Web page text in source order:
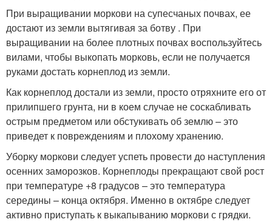
При выращивании моркови на супесчаных почвах, ее
достают из земли вытягивая за ботву . При
выращивании на более плотных почвах воспользуйтесь
вилами, чтобы выкопать морковь, если не получается
руками достать корнеплод из земли.
Как корнеплод достали из земли, просто отряхните его от
прилипшего грунта, ни в коем случае не соскабливать
острым предметом или обстукивать об землю – это
приведет к повреждениям и плохому хранению.
Уборку моркови следует успеть провести до наступления
осенних заморозков. Корнеплоды прекращают свой рост
при температуре +8 градусов – это температура
середины – конца октября. Именно в октябре следует
активно приступать к выкапыванию моркови с грядки.